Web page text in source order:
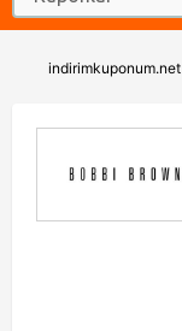
indirimkuponum.net